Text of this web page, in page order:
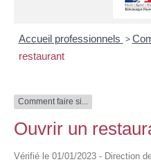
Accueil professionnels >
restaurant
Comment faire si...
Ouvrir un
Vérifié le 01/01/2023 - Direction